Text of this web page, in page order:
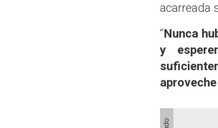
acarreada
“Nunca
y